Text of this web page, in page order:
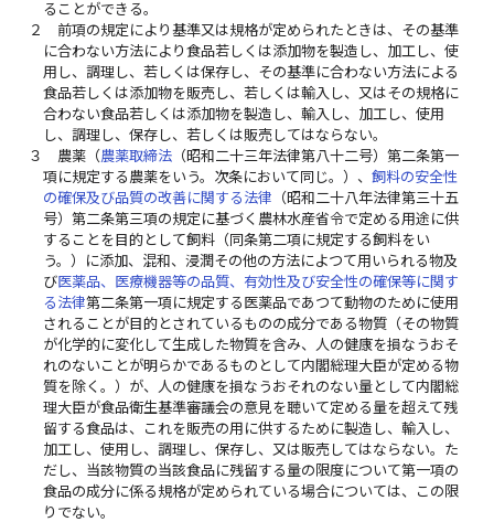
ることができる。
２
前項の規定により基準又は規格が定められたときは、その基準
に合わない方法により食品若しくは添加物を製造し、加工し、使
用し、調理し、若しくは保存し、その基準に合わない方法による
食品若しくは添加物を販売し、若しくは輸入し、又はその規格に
合わない食品若しくは添加物を製造し、輸入し、加工し、使用
し、調理し、保存し、若しくは販売してはならない。
３
農薬（農薬取締法 （昭和二十三年法律第八十二号）第二条第一
項に規定する農薬をいう。次条において同じ。）、飼料の安全性
の確保及び品質の改善に関する法律 （昭和二十八年法律第三十五
号）第二条第三項の規定に基づく農林水産省令で定める用途に供
することを目的として飼料（同条第二項に規定する飼料をい
う。）に添加、混和、浸潤その他の方法によつて用いられる物及
び医薬品、医療機器等の品質、有効性及び安全性の確保等に関す
る法律第二条第一項に規定する医薬品であつて動物のために使用
されることが目的とされているものの成分である物質（その物質
が化学的に変化して生成した物質を含み、人の健康を損なうおそ
れのないことが明らかであるものとして内閣総理大臣が定める物
質を除く。）が、人の健康を損なうおそれのない量として内閣総
理大臣が食品衛生基準審議会の意見を聴いて定める量を超えて残
留する食品は、これを販売の用に供するために製造し、輸入し、
加工し、使用し、調理し、保存し、又は販売してはならない。た
だし、当該物質の当該食品に残留する量の限度について第一項の
食品の成分に係る規格が定められている場合については、この限
りでない。